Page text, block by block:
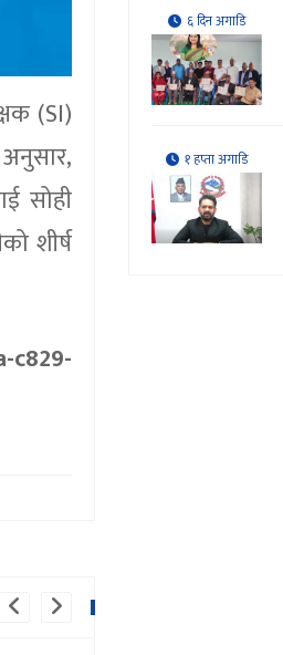
(SI)
सोही
शीर्ष
६ दिन अगाडि
१ हप्ता अगाडि